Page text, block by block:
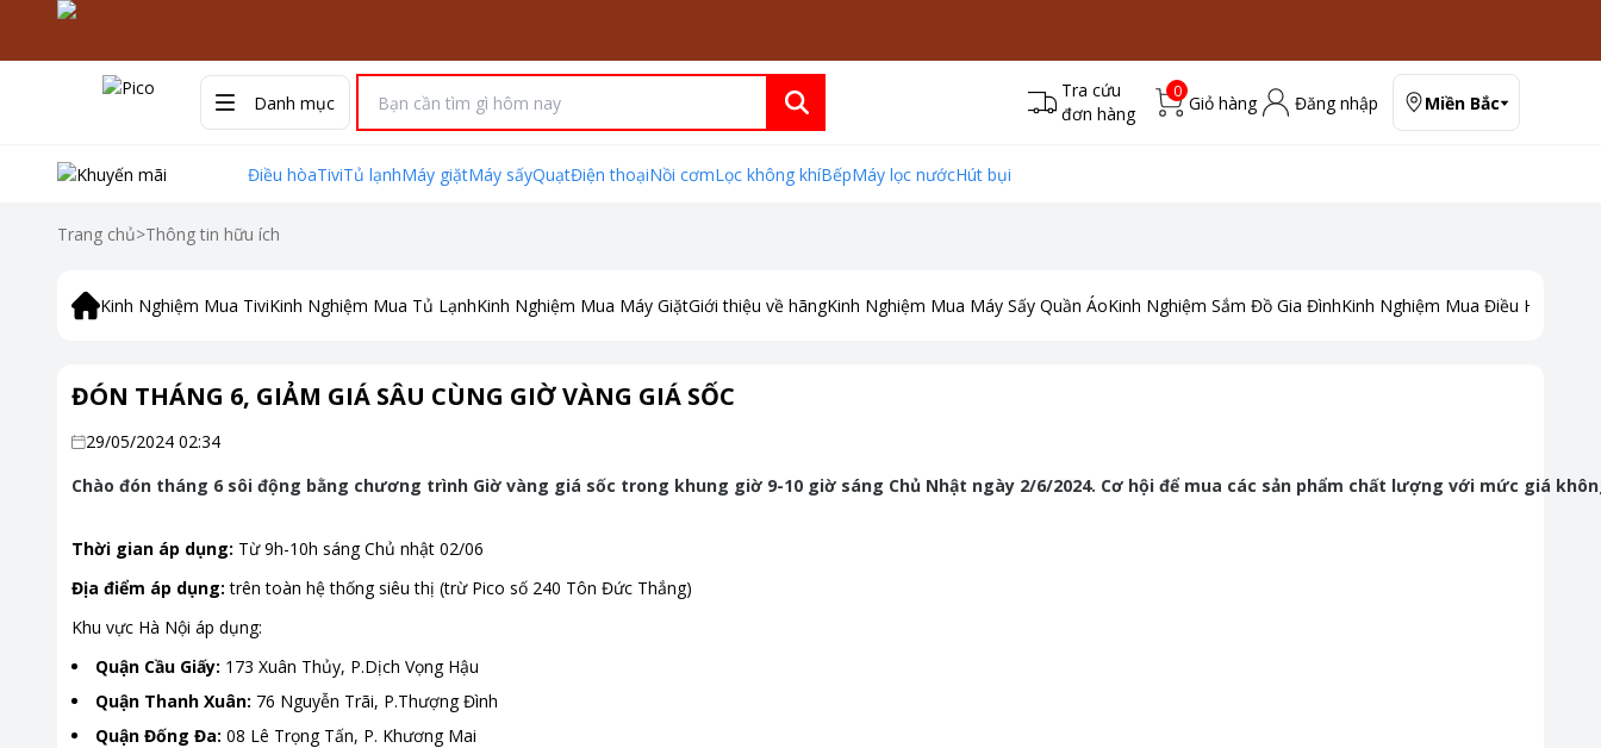
Danh mục
Tra cứu
đơn hàng
0
Giỏ hàng Đăng nhập Miền Bắc
Điều hòaTiviTủ lạnhMáy giặtMáy sấyQuạtĐiện thoạiNồi cơmLọc không khíBếpMáy lọc nướcHút bụi
Trang chủ>Thông tin hữu ích
Kinh Nghiệm Mua TiviKinh Nghiệm Mua Tủ LạnhKinh Nghiệm Mua Máy GiặtGiới thiệu về hãngKinh Nghiệm Mua Máy Sấy Quần ÁoKinh Nghiệm Sắm Đồ Gia ĐìnhKinh Nghiệm Mua Điều Hoà
ĐÓN THÁNG 6, GIẢM GIÁ SÂU CÙNG GIỜ VÀNG GIÁ SỐC
29/05/2024 02:34
Chào đón tháng 6 sôi động bằng chương trình Giờ vàng giá sốc trong khung giờ 9-10 giờ sáng Chủ Nhật ngày 2/6/2024. Cơ hội để mua các sản phẩm chất lượng với mức giá
Thời gian áp dụng: Từ 9h-10h sáng Chủ nhật 02/06
Địa điểm áp dụng:trên toàn hệ thống siêu thị (trừ Pico số 240 Tôn Đức Thắng)
Khu vực Hà Nội áp dụng:
Quận Cầu Giấy: 173 Xuân Thủy, P.Dịch Vọng Hậu
Quận Thanh Xuân: 76 Nguyễn Trãi, P.Thượng Đình
Quận Đống Đa: 08 Lê Trọng Tấn, P. Khương Mai